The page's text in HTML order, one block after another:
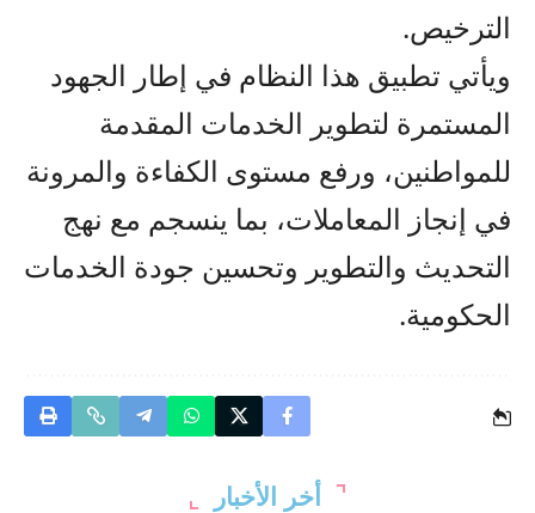
الترخيص.
ويأتي تطبيق هذا النظام في إطار الجهود
المستمرة لتطوير الخدمات المقدمة
للمواطنين، ورفع مستوى الكفاءة والمرونة
في إنجاز المعاملات، بما ينسجم مع نهج
التحديث والتطوير وتحسين جودة الخدمات
الحكومية.
أخر الأخبار